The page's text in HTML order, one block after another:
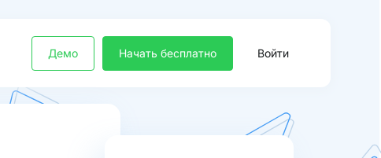
Демо Начать бесплатно Войти